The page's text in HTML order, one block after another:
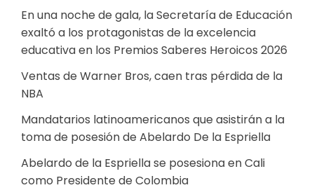
En una noche de gala, la Secretaría de Educación
exaltó a los protagonistas de la excelencia
educativa en los Premios Saberes Heroicos 2026
Ventas de Warner Bros, caen tras pérdida de la
NBA
Mandatarios latinoamericanos que asistirán a la
toma de posesión de Abelardo De la Espriella
Abelardo de la Espriella se posesiona en Cali
como Presidente de Colombia